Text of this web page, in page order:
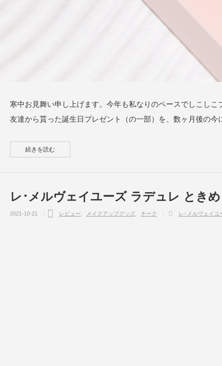
寒中お見舞い申し上げます。今年も私なりのペースでしこし
友達から貰った誕生日プレゼント（の一部）を、数ヶ月後の
続きを読む
レ･メルヴェイユーズ ラデュレ とき
2021-10-21 レビュー メイクアップグッズ チーク レ･メルヴェイユ